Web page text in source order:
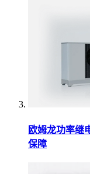
欧姆龙功率继
保障